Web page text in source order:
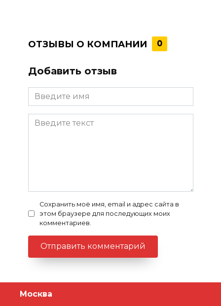
ОТЗЫВЫ О КОМПАНИИ 0
Добавить отзыв
Сохранить моё имя, email и адрес сайта в
этом браузере для последующих моих
комментариев.
Москва